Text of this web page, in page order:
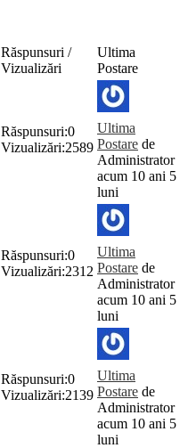
Răspunsuri /
Vizualizări
Ultima
Postare
Răspunsuri:0
Vizualizări:2589
Ultima
Postare de
Administrator
acum 10 ani 5
luni
Răspunsuri:0
Vizualizări:2312
Ultima
Postare de
Administrator
acum 10 ani 5
luni
Răspunsuri:0
Vizualizări:2139
Ultima
Postare de
Administrator
acum 10 ani 5
luni